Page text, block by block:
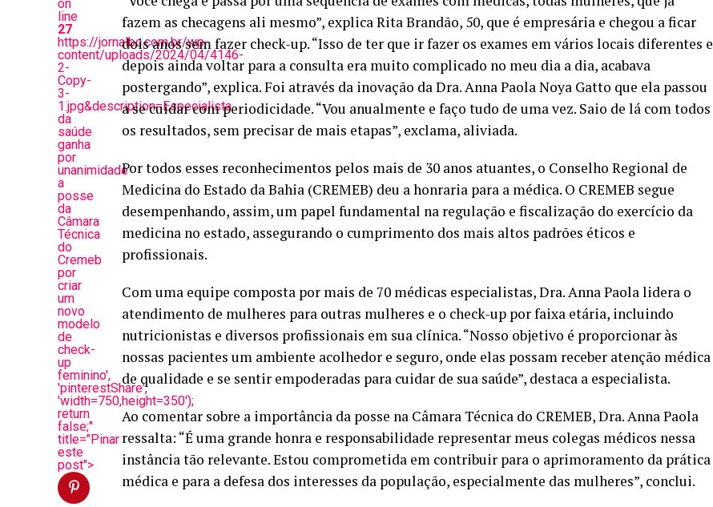
on
line
27
https://jornalbc.com.br/wp-
content/uploads/2024/04/4146-
2-
Copy-
3-
1.jpg&description=Especialista
da
saúde
ganha
por
unanimidade
a
posse
da
Câmara
Técnica
do
Cremeb
por
criar
um
novo
modelo
de
check-
up
feminino',
'pinterestShare',
'width=750,height=350');
return
false;"
title="Pinar
este
post">
fazem as checagens ali mesmo”, explica Rita Brandão, 50, que é empresária e chegou a ficar
dois anos sem fazer check-up. “Isso de ter que ir fazer os exames em vários locais diferentes e
depois ainda voltar para a consulta era muito complicado no meu dia a dia, acabava
postergando”, explica. Foi através da inovação da Dra. Anna Paola Noya Gatto que ela passou
a se cuidar com periodicidade. “Vou anualmente e faço tudo de uma vez. Saio de lá com todos
os resultados, sem precisar de mais etapas”, exclama, aliviada.
Por todos esses reconhecimentos pelos mais de 30 anos atuantes, o Conselho Regional de
Medicina do Estado da Bahia (CREMEB) deu a honraria para a médica. O CREMEB segue
desempenhando, assim, um papel fundamental na regulação e fiscalização do exercício da
medicina no estado, assegurando o cumprimento dos mais altos padrões éticos e
profissionais.
Com uma equipe composta por mais de 70 médicas especialistas, Dra. Anna Paola lidera o
atendimento de mulheres para outras mulheres e o check-up por faixa etária, incluindo
nutricionistas e diversos profissionais em sua clínica. “Nosso objetivo é proporcionar às
nossas pacientes um ambiente acolhedor e seguro, onde elas possam receber atenção médica
de qualidade e se sentir empoderadas para cuidar de sua saúde”, destaca a especialista.
Ao comentar sobre a importância da posse na Câmara Técnica do CREMEB, Dra. Anna Paola
ressalta: “É uma grande honra e responsabilidade representar meus colegas médicos nessa
instância tão relevante. Estou comprometida em contribuir para o aprimoramento da prática
médica e para a defesa dos interesses da população, especialmente das mulheres”, conclui.